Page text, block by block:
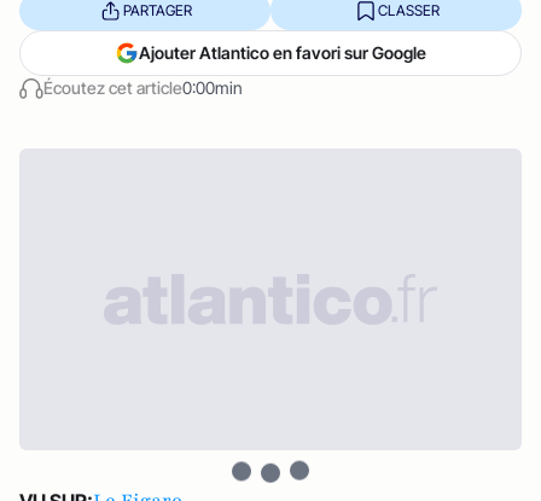
Écoutez cet article0:00min
PARTAGER CLASSER
Ajouter Atlantico en favori sur Google